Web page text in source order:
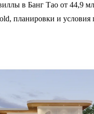
в Банг Тао от 44,9
планировки и условия